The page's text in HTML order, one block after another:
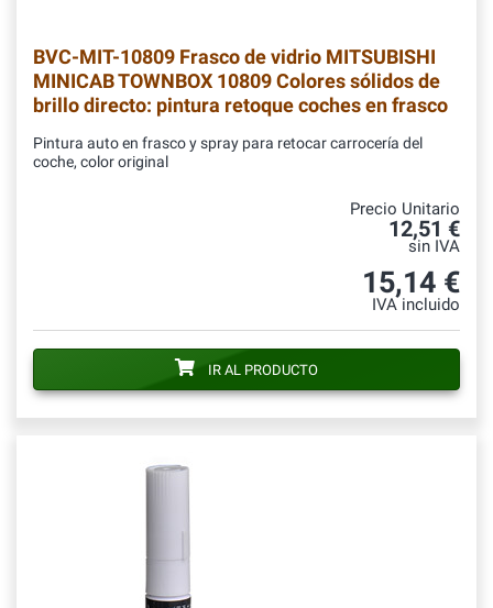
BVC-MIT-10809 Frasco de vidrio MITSUBISHI
MINICAB TOWNBOX 10809 Colores sólidos de
brillo directo: pintura retoque coches en frasco
Pintura auto en frasco y spray para retocar carrocería del
coche, color original
Precio Unitario
12,51 €
sin IVA
15,14 €
IVA incluido
IR AL PRODUCTO